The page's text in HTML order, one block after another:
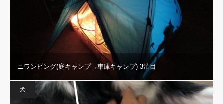
ニワンピング(庭キャンプ→車庫キャンプ) 3泊目
犬